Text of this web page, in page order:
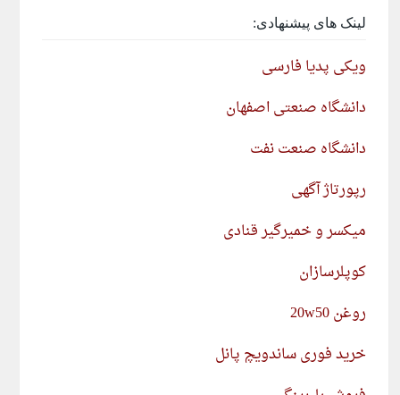
لینک های پیشنهادی:
ویکی پدیا فارسی
دانشگاه صنعتی اصفهان
دانشگاه صنعت نفت
رپورتاژ آگهی
میکسر و خمیرگیر قنادی
کوپلرسازان
روغن 20w50
خرید فوری ساندویچ پانل